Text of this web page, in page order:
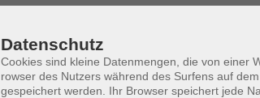
11:30 — 13:00 Uhr
11:30 — 13:00 Uhr
Datenschutz
Cookies sind kleine Datenmengen, die von einer
rowser des Nutzers während des Surfens auf
gespeichert werden. Ihr Browser speichert jede